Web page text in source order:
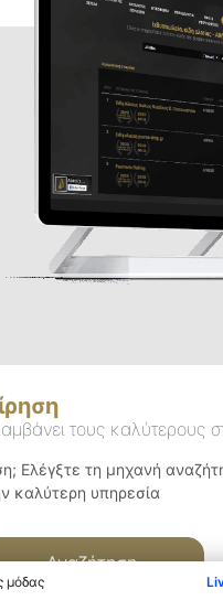
μόδας
τους καλύτερους
Ελέγξτε τη μηχανή
καλύτερη υπηρεσία
Αναζήτηση